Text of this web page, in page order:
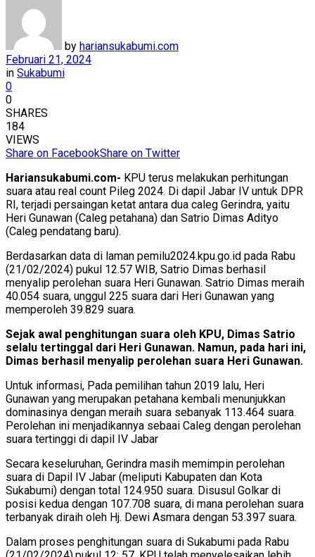
by hariansukabumi.com
Februari 21, 2024
in Sukabumi
0
0
SHARES
184
VIEWS
Share on FacebookShare on Twitter
Hariansukabumi.com- KPU terus melakukan perhitungan
suara atau real count Pileg 2024. Di dapil Jabar IV untuk DPR
RI, terjadi persaingan ketat antara dua caleg Gerindra, yaitu
Heri Gunawan (Caleg petahana) dan Satrio Dimas Adityo
(Caleg pendatang baru).
Berdasarkan data di laman pemilu2024.kpu.go.id pada Rabu
(21/02/2024) pukul 12.57 WIB, Satrio Dimas berhasil
menyalip perolehan suara Heri Gunawan. Satrio Dimas meraih
40.054 suara, unggul 225 suara dari Heri Gunawan yang
memperoleh 39.829 suara.
Sejak awal penghitungan suara oleh KPU, Dimas Satrio
selalu tertinggal dari Heri Gunawan. Namun, pada hari ini,
Dimas berhasil menyalip perolehan suara Heri Gunawan.
Untuk informasi, Pada pemilihan tahun 2019 lalu, Heri
Gunawan yang merupakan petahana kembali menunjukkan
dominasinya dengan meraih suara sebanyak 113.464 suara.
Perolehan ini menjadikannya sebaai Caleg dengan perolehan
suara tertinggi di dapil IV Jabar
Secara keseluruhan, Gerindra masih memimpin perolehan
suara di Dapil IV Jabar (meliputi Kabupaten dan Kota
Sukabumi) dengan total 124.950 suara. Disusul Golkar di
posisi kedua dengan 107.708 suara, di mana perolehan suara
terbanyak diraih oleh Hj. Dewi Asmara dengan 53.397 suara.
Dalam proses penghitungan suara di Sukabumi pada Rabu